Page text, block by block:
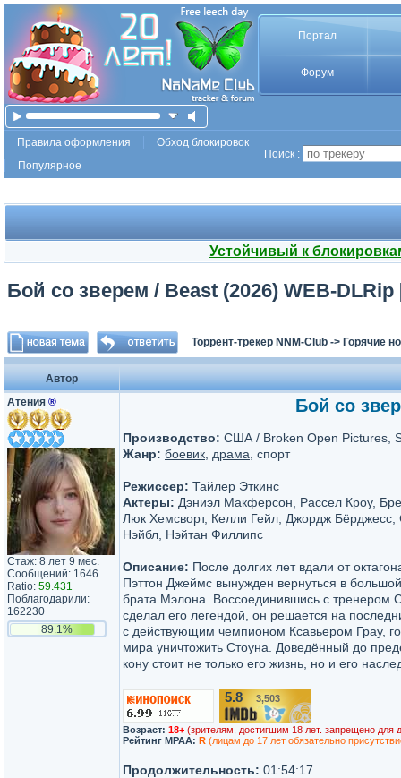
Портал
Форум
Правила оформления
Обход блокировок
Популярное
Поиск :
Устойчивый к
Бой со зверем / Beast (2026) WEB-DLRip
Торрент-трекер NNM-Club -> Горячие
Автор
Атения ®
Стаж: 8 лет 9 мес.
Сообщений: 1646
Ratio: 59.431
Поблагодарили:
162230
89.1%
Бой со
Производство: США / Broken Open Pictures,
Жанр: боевик драма , спорт
Режиссер: Тайлер Эткинс
Актеры: Дэниэл Макферсон, Рассел Кроу,
Люк Хемсворт, Келли Гейл, Джордж
Нэйбл, Нэйтан Филлипс
Описание: После долгих лет вдали от
Пэттон Джеймс вынужден вернуться в
брата Мэлона. Воссоединившись с тренером
сделал его легендой, он решается на
с действующим чемпионом Ксавьером Грау,
мира уничтожить Стоуна. Доведённый до
кону стоит не только его жизнь, но и его
5.8 3,503
Возраст: 18+ (зрителям, достигшим 18 лет. запрещено для
Рейтинг MPAA: R (лицам до 17 лет обязательно
Продолжительность: 01:54:17